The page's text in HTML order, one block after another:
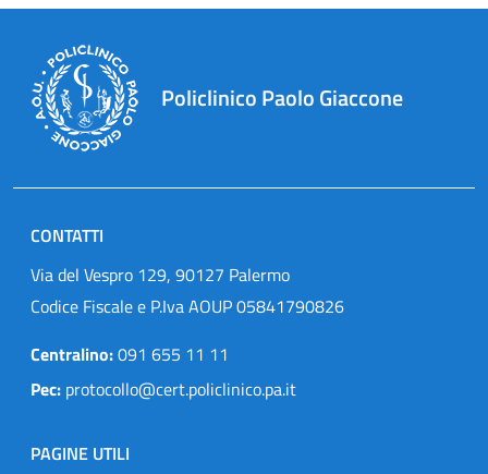
Policlinico Paolo Giaccone
CONTATTI
Via del Vespro 129, 90127 Palermo
Codice Fiscale e P.Iva AOUP 05841790826
Centralino:091 655 11 11
Pec: protocollo@cert.policlinico.pa.it
PAGINE UTILI